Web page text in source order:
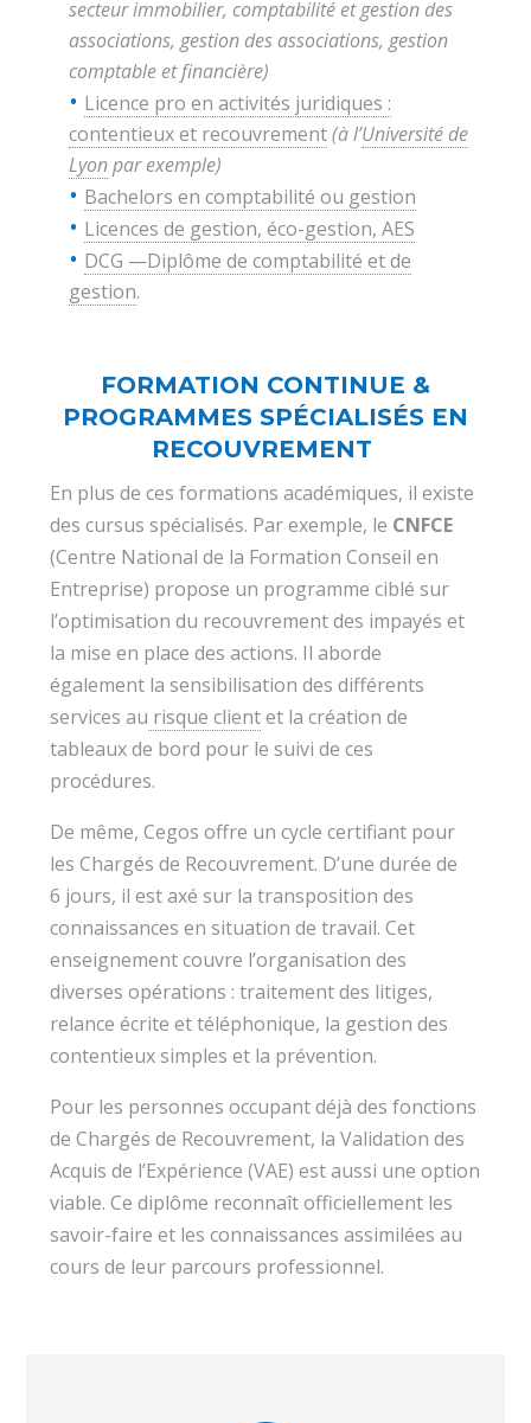
secteur immobilier, comptabilité et gestion des
associations, gestion des associations, gestion
comptable et financière)
Licence pro en activités juridiques :
contentieux et recouvrement(à l’Université de
Lyonpar exemple)
Bachelors en comptabilité ou gestion
Licences de gestion, éco-gestion, AES
DCG —Diplôme de comptabilité et de
gestion.
FORMATION CONTINUE &
PROGRAMMES SPÉCIALISÉS EN
RECOUVREMENT
En plus de ces formations académiques, il existe
des cursus spécialisés. Par exemple, le CNFCE
(Centre National de la Formation Conseil en
Entreprise) propose un programme ciblé sur
l’optimisation du recouvrement des impayés et
la mise en place des actions. Il aborde
également la sensibilisation des différents
services au risque clientet la création de
tableaux de bord pour le suivi de ces
procédures.
De même, Cegos offre un cycle certifiant pour
les Chargés de Recouvrement. D’une durée de
6 jours, il est axé sur la transposition des
connaissances en situation de travail. Cet
enseignement couvre l’organisation des
diverses opérations : traitement des litiges,
relance écrite et téléphonique, la gestion des
contentieux simples et la prévention.
Pour les personnes occupant déjà des fonctions
de Chargés de Recouvrement, la Validation des
Acquis de l’Expérience (VAE) est aussi une option
viable. Ce diplôme reconnaît officiellement les
savoir-faire et les connaissances assimilées au
cours de leur parcours professionnel.